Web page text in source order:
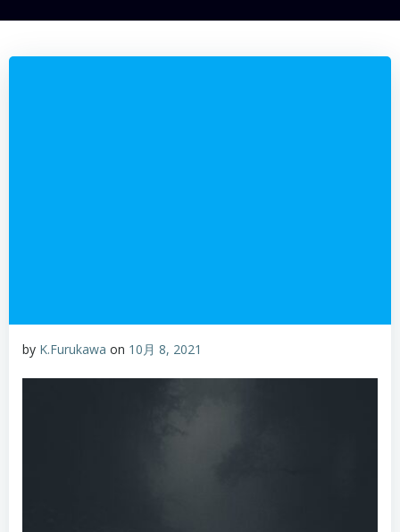
by K.Furukawa on 10月 8, 2021